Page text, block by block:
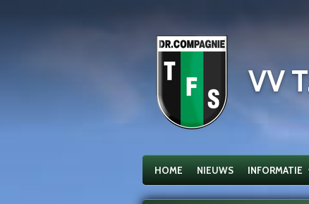
VV
HOME NIEUWS INFORMATIE